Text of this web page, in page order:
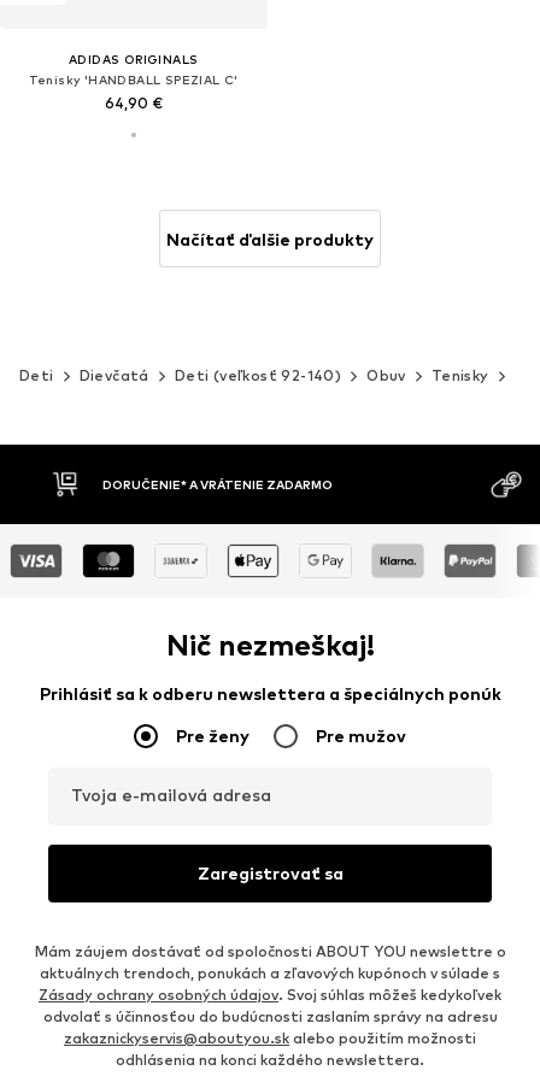
ADIDAS ORIGINALS
Tenisky 'HANDBALL SPEZIAL C'
64,90 €
Načítať ďalšie produkty
Deti Dievčatá Deti (veľkosť 92-140) Obuv Tenisky
DOBIERKA
MOŽNOSŤ
Nič nezmeškaj!
Prihlásiť sa k odberu newslettera a špeciálnych ponúk
Pre ženy Pre mužov
Tvoja e-mailová adresa
Zaregistrovať sa
Mám záujem dostávať od spoločnosti ABOUT YOU newslettre o
aktuálnych trendoch, ponukách a zľavových kupónoch v súlade s
Zásady ochrany osobných údajov. Svoj súhlas môžeš kedykoľvek
odvolať s účinnosťou do budúcnosti zaslaním správy na adresu
zakaznickyservis@aboutyou.sk alebo použitím možnosti
odhlásenia na konci každého newslettera.